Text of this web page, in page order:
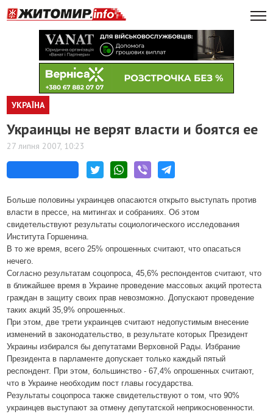
УКРАЇНА
Украинцы не верят власти и боятся ее
27 липня 2007, 10:23
Больше половины украинцев опасаются открыто выступать против
власти в прессе, на митингах и собраниях. Об этом
свидетельствуют результаты социологического исследования
Института Горшенина.
В то же время, всего 25% опрошенных считают, что опасаться
нечего.
Согласно результатам соцопроса, 45,6% респондентов считают, что
в ближайшее время в Украине проведение массовых акций протеста
граждан в защиту своих прав невозможно. Допускают проведение
таких акций 35,9% опрошенных.
При этом, две трети украинцев считают недопустимым внесение
изменений в законодательство, в результате которых Президент
Украины избирался бы депутатами Верховной Рады. Избрание
Президента в парламенте допускает только каждый пятый
респондент. При этом, большинство - 67,4% опрошенных считают,
что в Украине необходим пост главы государства.
Результаты соцопроса также свидетельствуют о том, что 90%
украинцев выступают за отмену депутатской неприкосновенности.